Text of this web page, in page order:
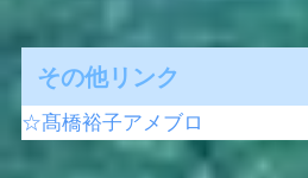
その他リンク
☆髙橋裕子アメブロ